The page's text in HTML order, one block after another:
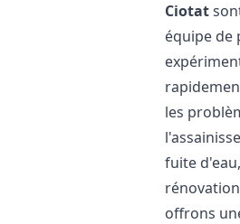
Ciotat
équipe de
les
fuite
offrons